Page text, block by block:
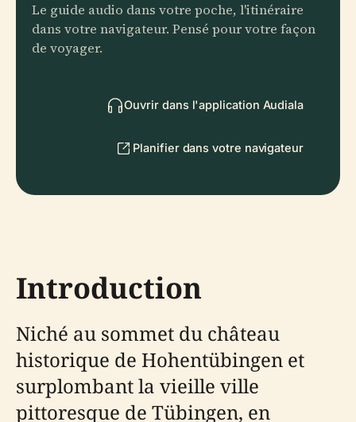
Le guide audio dans votre poche, l'itinéraire
dans votre navigateur. Pensé pour votre façon
de voyager.
Ouvrir dans l'application Audiala
Planifier dans votre navigateur
Introduction
Niché au sommet du château
historique de Hohentübingen et
surplombant la vieille ville
pittoresque de Tübingen, en